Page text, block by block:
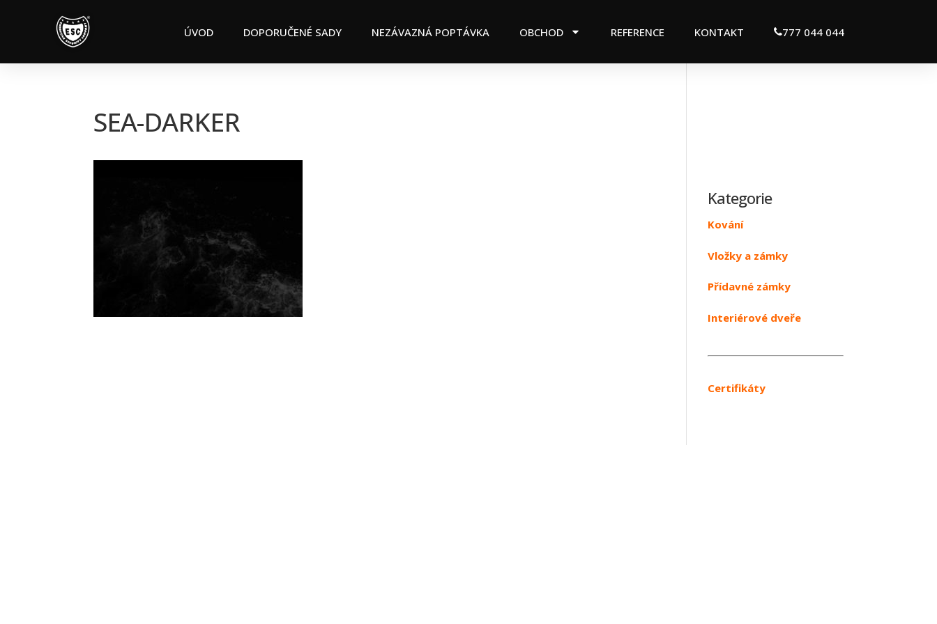
ÚVOD DOPORUČENÉ SADY NEZÁVAZNÁ POPTÁVKA OBCHOD REFERENCE KONTAKT 777 044 044
SEA-DARKER
Kategorie
Kování
Vložky a zámky
Přídavné zámky
Interiérové dveře
Certifikáty